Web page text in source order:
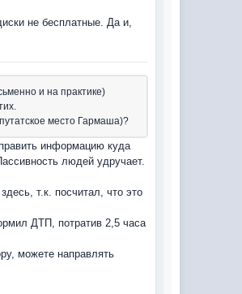
не бесплатные. Да и,
и на практике)
место Гармаша)?
информацию куда
людей удручает.
т.к. посчитал, что это
ДТП, потратив 2,5 часа
можете направлять